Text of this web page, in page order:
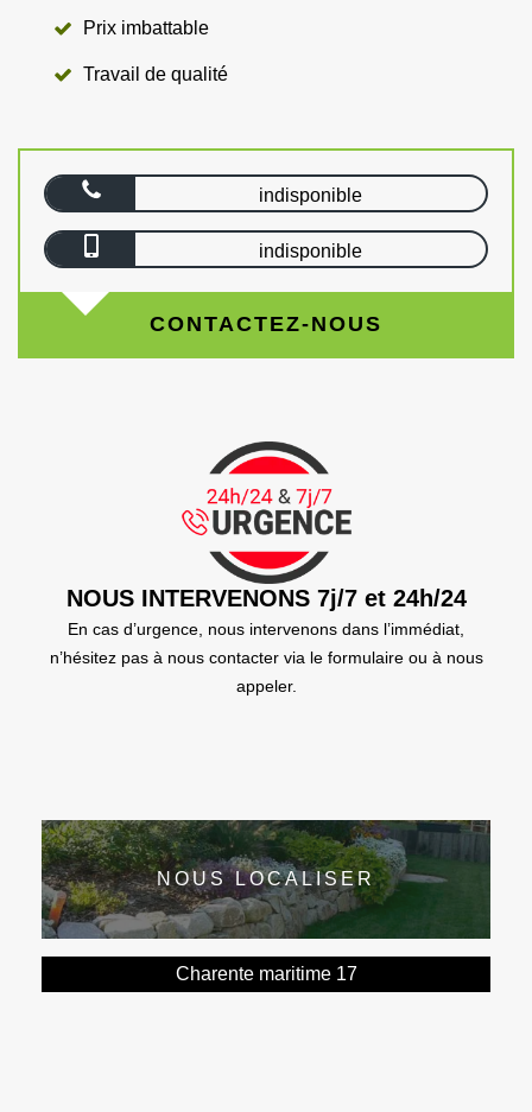
Prix imbattable
Travail de qualité
indisponible
indisponible
CONTACTEZ-NOUS
NOUS INTERVENONS 7j/7 et 24h/24
En cas d’urgence, nous intervenons dans l’immédiat,
n’hésitez pas à nous contacter via le formulaire ou à nous
appeler.
NOUS LOCALISER
Charente maritime 17